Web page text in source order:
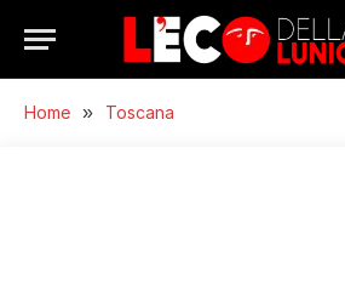
Home » Toscana